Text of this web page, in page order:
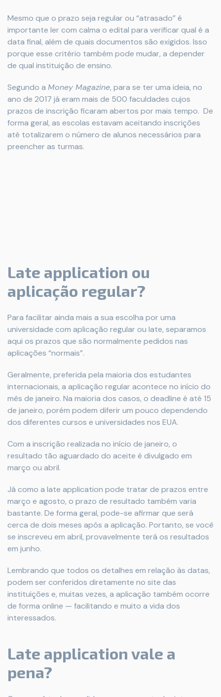
Mesmo que o prazo seja regular ou “atrasado” é
importante ler com calma o edital para verificar qual é a
data final, além de quais documentos são exigidos. Isso
porque esse critério também pode mudar, a depender
de qual instituição de ensino.
Segundo a Money Magazine, para se ter uma ideia, no
ano de 2017 já eram mais de 500 faculdades cujos
prazos de inscrição ficaram abertos por mais tempo. De
forma geral, as escolas estavam aceitando inscrições
até totalizarem o número de alunos necessários para
preencher as turmas.
Late application ou
aplicação regular?
Para facilitar ainda mais a sua escolha por uma
universidade com aplicação regular ou late, separamos
aqui os prazos que são normalmente pedidos nas
aplicações “normais”.
Geralmente, preferida pela maioria dos estudantes
internacionais, a aplicação regular acontece no início do
mês de janeiro. Na maioria dos casos, o deadline é até 15
de janeiro, porém podem diferir um pouco dependendo
dos diferentes cursos e universidades nos EUA.
Com a inscrição realizada no início de janeiro, o
resultado tão aguardado do aceite é divulgado em
março ou abril.
Já como a late application pode tratar de prazos entre
março e agosto, o prazo de resultado também varia
bastante. De forma geral, pode-se afirmar que será
cerca de dois meses após a aplicação. Portanto, se você
se inscreveu em abril, provavelmente terá os resultados
em junho.
Lembrando que todos os detalhes em relação às datas,
podem ser conferidos diretamente no site das
instituições e, muitas vezes, a aplicação também ocorre
de forma online — facilitando e muito a vida dos
interessados.
Late application vale a
pena?